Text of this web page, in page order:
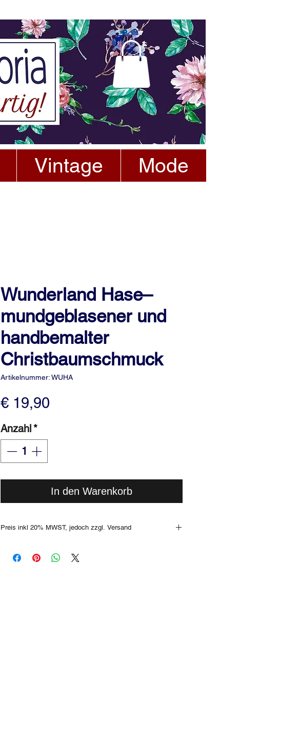
Vintage Mode
Wunderland Hase–
mundgeblasener und
handbemalter
Christbaumschmuck
Artikelnummer: WUHA
€ 19,90
Anzahl*
In den Warenkorb
Preis inkl 20% MWST, jedoch zzgl. Versand